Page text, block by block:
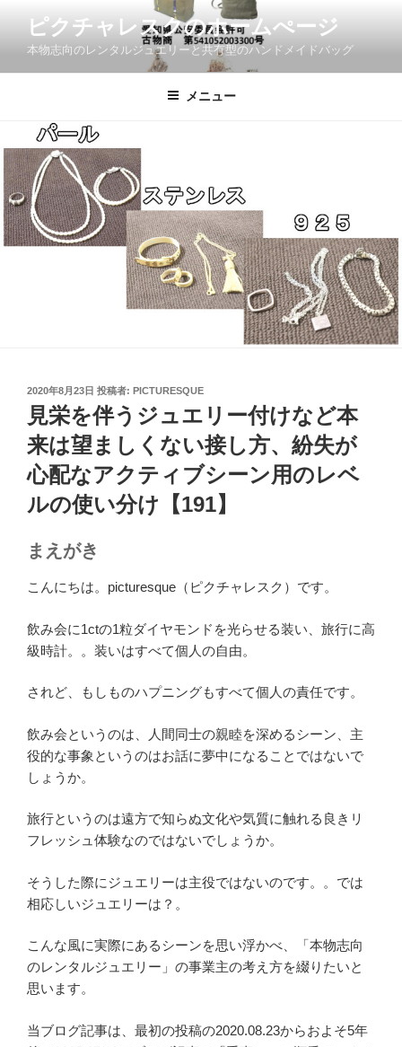
ン
キ
ッ
プ
ピクチャレスクのホームぺージ
本物志向のレンタルジュエリーと共有型のハンドメイドバッグ
メニュー
投
稿
日:
2020年8月23日 投稿者: PICTURESQUE
見栄を伴うジュエリー付けなど本
来は望ましくない接し方、紛失が
心配なアクティブシーン用のレベ
ルの使い分け【191】
まえがき
こんにちは。picturesque（ピクチャレスク）です。
飲み会に1ctの1粒ダイヤモンドを光らせる装い、旅行に高
級時計。。装いはすべて個人の自由。
されど、もしものハプニングもすべて個人の責任です。
飲み会というのは、人間同士の親睦を深めるシーン、主
役的な事象というのはお話に夢中になることではないで
しょうか。
旅行というのは遠方で知らぬ文化や気質に触れる良きリ
フレッシュ体験なのではないでしょうか。
そうした際にジュエリーは主役ではないのです。。では
相応しいジュエリーは？。
こんな風に実際にあるシーンを思い浮かべ、「本物志向
のレンタルジュエリー」の事業主の考え方を綴りたいと
思います。
当ブログ記事は、最初の投稿の2020.08.23からおよそ5年